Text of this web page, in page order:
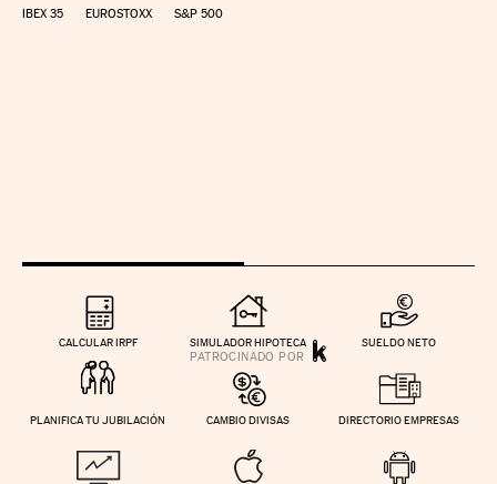
IBEX 35 EUROSTOXX S&P 500
CALCULAR IRPF SIMULADOR HIPOTECA SUELDO NETO
PLANIFICA TU JUBILACIÓN CAMBIO DIVISAS DIRECTORIO EMPRESAS